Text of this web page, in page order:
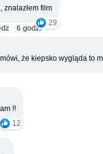
znalazłem film
29
6 godz.
że kiepsko wygląda to
!!
12